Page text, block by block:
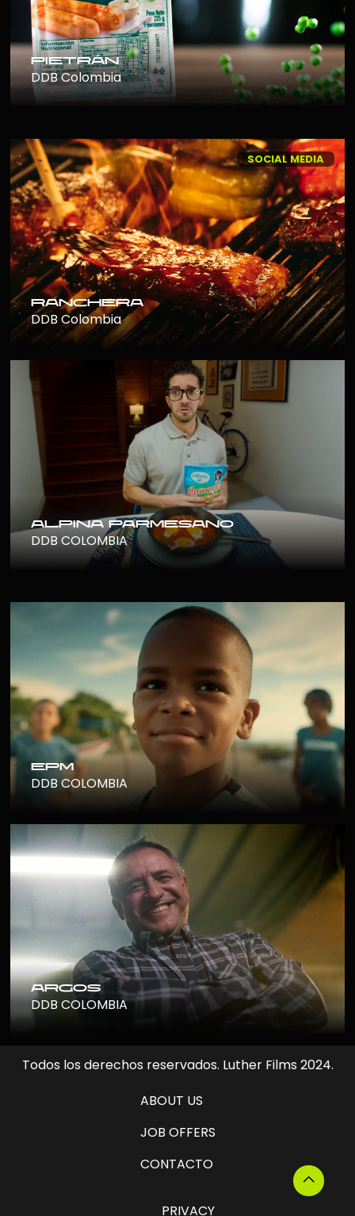
pietrán
DDB Colombia
ranchera
DDB Colombia
SOCIAL MEDIA
alpina parmesano
DDB COLOMBIA
epm
DDB COLOMBIA
argos
DDB COLOMBIA
Todos los derechos reservados. Luther Films 2024.
ABOUT US
JOB OFFERS
CONTACTO
PRIVACY